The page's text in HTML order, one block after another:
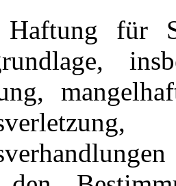
Haftung für